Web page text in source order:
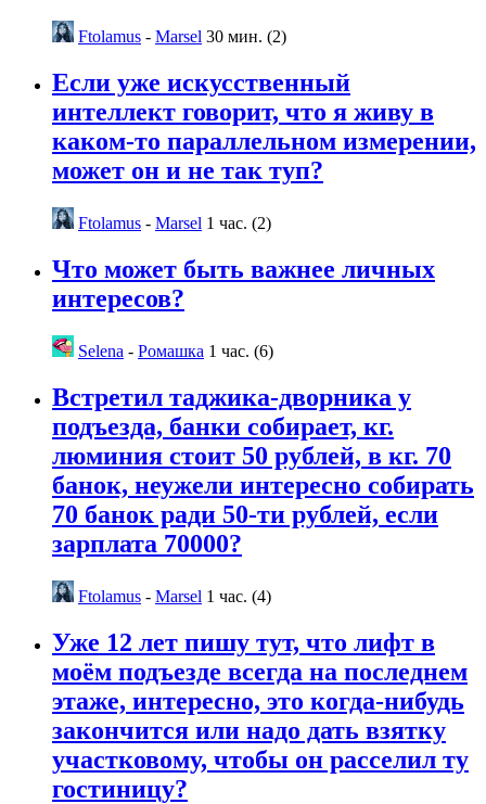
Ftolamus - Marsel 30 мин. (2)
Если уже искусственный
интеллект говорит, что я живу в
каком-то параллельном измерении,
может он и не так туп?
Ftolamus - Marsel 1 час. (2)
Что может быть важнее личных
интересов?
Selena - Ромашка 1 час. (6)
Встретил таджика-дворника у
подъезда, банки собирает, кг.
люминия стоит 50 рублей, в кг. 70
банок, неужели интересно собирать
70 банок ради 50-ти рублей, если
зарплата 70000?
Ftolamus - Marsel 1 час. (4)
Уже 12 лет пишу тут, что лифт в
моём подъезде всегда на последнем
этаже, интересно, это когда-нибудь
закончится или надо дать взятку
участковому, чтобы он расселил ту
гостиницу?